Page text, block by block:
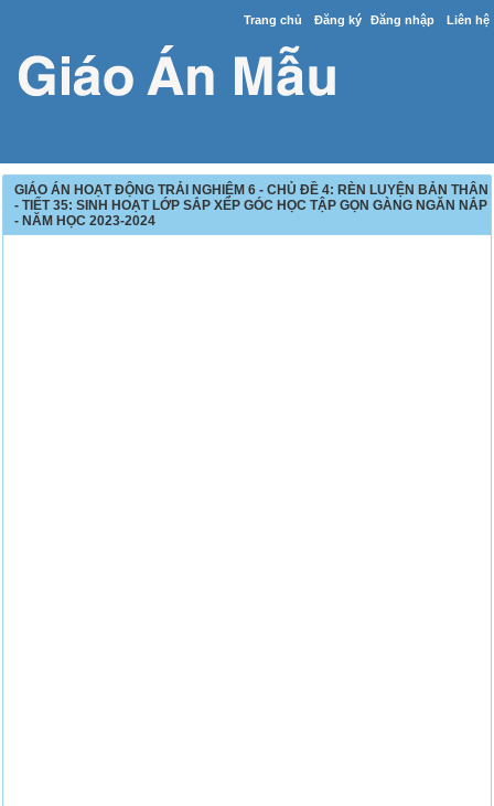
Trang chủ Đăng ký Đăng nhập Liên hệ
GIÁO ÁN HOẠT ĐỘNG TRẢI NGHIỆM 6 - CHỦ ĐỀ 4: RÈN LUYỆN BẢN THÂN
- TIẾT 35: SINH HOẠT LỚP SẮP XẾP GÓC HỌC TẬP GỌN GÀNG NGĂN NẮP
- NĂM HỌC 2023-2024